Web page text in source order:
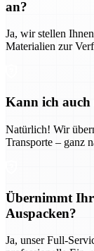
an?
Ja, wir stellen
Materialien zur
Kann ich auch
Natürlich! Wir
Transporte – ganz
Übernimmt Ihr
Auspacken?
Ja, unser Full-